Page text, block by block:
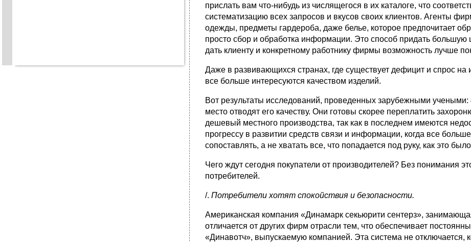
прислать вам что-нибудь из числящегося в их каталоге, что
систематизацию всех запросов и вкусов своих клиентов. Агенты
одежды, предметы гардероба, даже белье, которое предпочитает
просто сбор и обработка информации. Это способ придать
дать клиенту и конкретному работнику фирмы возможность лучше
Даже в развивающихся странах, где существует дефицит и спрос на
все больше интересуются качеством изделий.
Вот результаты исследований, проведенных зарубежными
место отводят его качеству. Они готовы скорее переплатить
дешевый местного производства, так как в последнем имеются
прогрессу в развитии средств связи и информации, когда все
сопоставлять, а не хва­тать все, что попадается под руку, как это
Чего ждут сегодня покупатели от производителей? Без понимания
потребителей.
/. Потребители хотят спокойствия и безопасности.
Американская компания «Динамарк секьюрити сентерз»,
отличается от других фирм отрасли тем, что обеспечивает
«Динавотч», выпускаемую компанией. Эта система не отключается,